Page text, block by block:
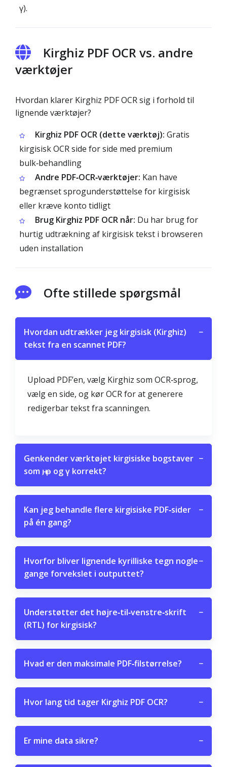
ү).
Kirghiz PDF OCR vs. andre
værktøjer
Hvordan klarer Kirghiz PDF OCR sig i forhold til
lignende værktøjer?
Kirghiz PDF OCR (dette værktøj): Gratis
kirgisisk OCR side for side med premium
bulk‑behandling
Andre PDF‑OCR‑værktøjer: Kan have
begrænset sprogunderstøttelse for kirgisisk
eller kræve konto tidligt
Brug Kirghiz PDF OCR når: Du har brug for
hurtig udtrækning af kirgisisk tekst i browseren
uden installation
Ofte stillede spørgsmål
Hvordan udtrækker jeg kirgisisk (Kirghiz)
tekst fra en scannet PDF?
−
Upload PDF’en, vælg Kirghiz som OCR‑sprog,
vælg en side, og kør OCR for at generere
redigerbar tekst fra scanningen.
Genkender værktøjet kirgisiske bogstaver
som ң, ө og ү korrekt?
−
Kan jeg behandle flere kirgisiske PDF‑sider
på én gang?
−
Hvorfor bliver lignende kyrilliske tegn nogle
gange forvekslet i outputtet?
−
Understøtter det højre‑til‑venstre‑skrift
(RTL) for kirgisisk?
−
Hvad er den maksimale PDF‑filstørrelse? −
Hvor lang tid tager Kirghiz PDF OCR? −
Er mine data sikre? −